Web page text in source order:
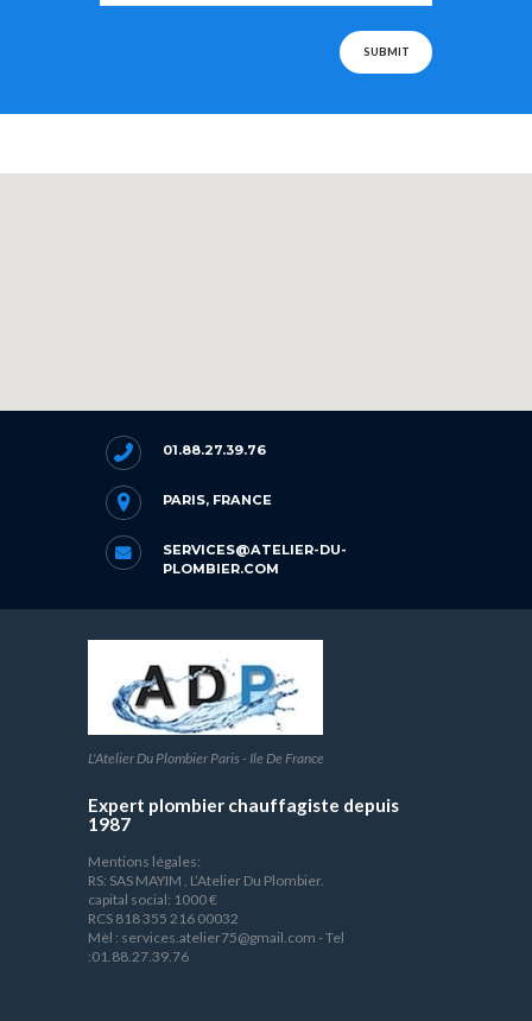
SUBMIT
01.88.27.39.76
PARIS, FRANCE
SERVICES@ATELIER-DU-
PLOMBIER.COM
L'Atelier Du Plombier Paris - Ile De France
Expert plombier chauffagiste depuis
1987
Mentions légales:
RS: SAS MAYIM , L’Atelier Du Plombier.
capital social: 1000 €
RCS 818 355 216 00032
Mèl : services.atelier75@gmail.com - Tel
:01.88.27.39.76